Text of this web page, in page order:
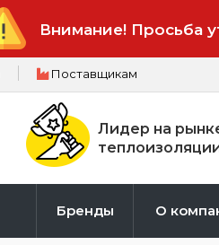
Внимание! Просьба
Поставщикам
Лидер на
Бренды О